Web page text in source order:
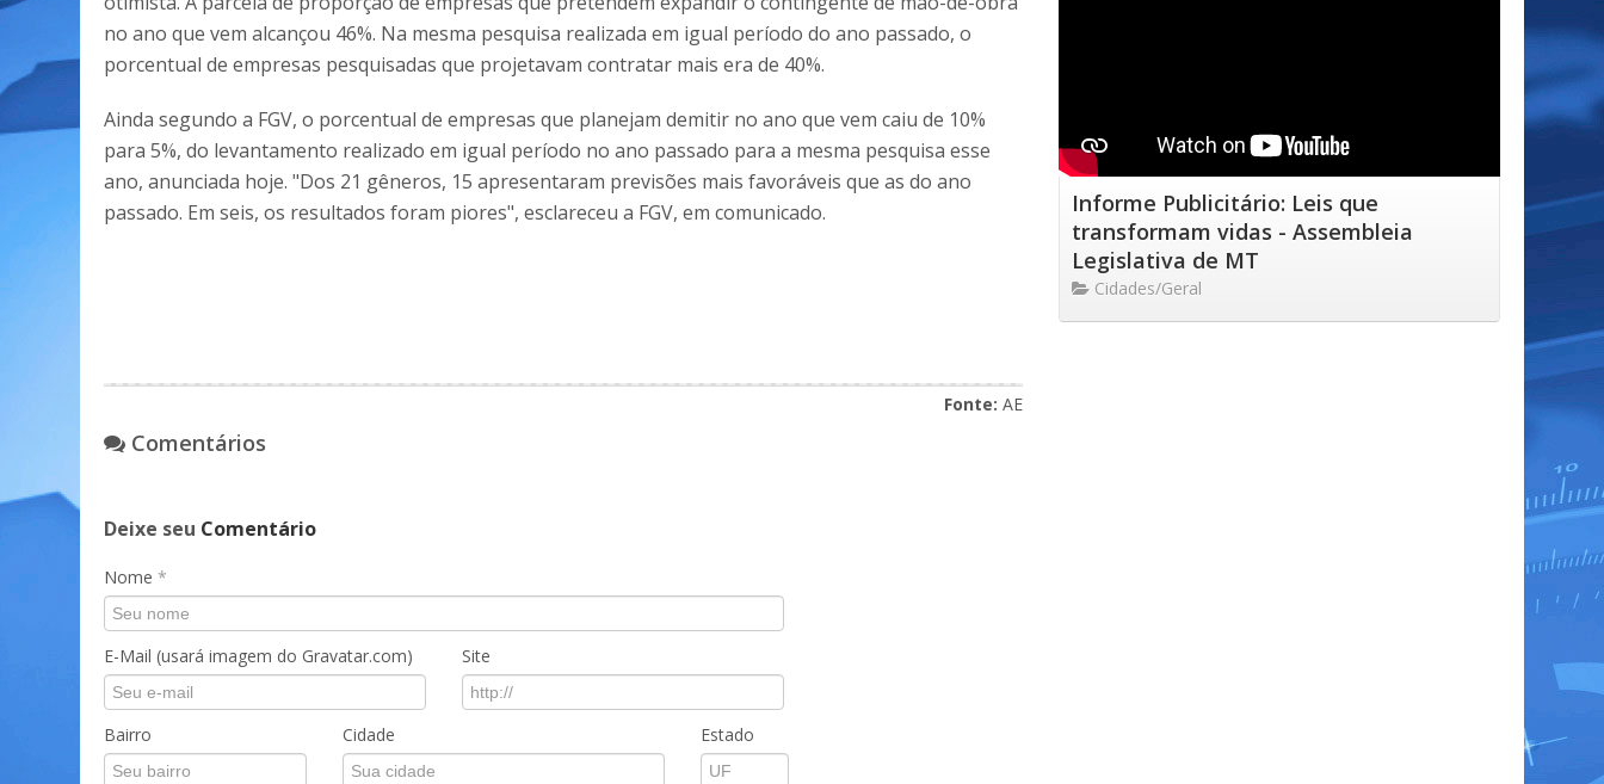
no ano que vem alcançou 46%. Na mesma pesquisa realizada em igual período do ano passado, o
porcentual de empresas pesquisadas que projetavam contratar mais era de 40%.
Ainda segundo a FGV, o porcentual de empresas que planejam demitir no ano que vem caiu de 10%
para 5%, do levantamento realizado em igual período no ano passado para a mesma pesquisa esse
ano, anunciada hoje. "Dos 21 gêneros, 15 apresentaram previsões mais favoráveis que as do ano
passado. Em seis, os resultados foram piores", esclareceu a FGV, em comunicado.
Fonte: AE
Comentários
Deixe seu Comentário
Nome *
E-Mail (usará imagem do Gravatar.com) Site
Bairro Cidade Estado
Informe Publicitário: Leis que
transformam vidas - Assembleia
Legislativa de MT
Cidades/Geral